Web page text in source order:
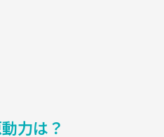
力は？